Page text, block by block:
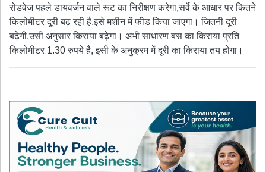
रोडवेज पहले डायवर्जन वाले रूट का निरीक्षण करेगा,सर्वे के आधार पर कितने
किलोमीटर दूरी बढ़ रही है,इसे मशीन में फीड किया जाएगा। जितनी दूरी
बढ़ेगी,उसी अनुसार किराया बढ़ेगा। अभी साधारण बस का किराया प्रति
किलोमीटर 1.30 रुपये है, इसी के अनुक्रम में दूरी का किराया तय होगा।